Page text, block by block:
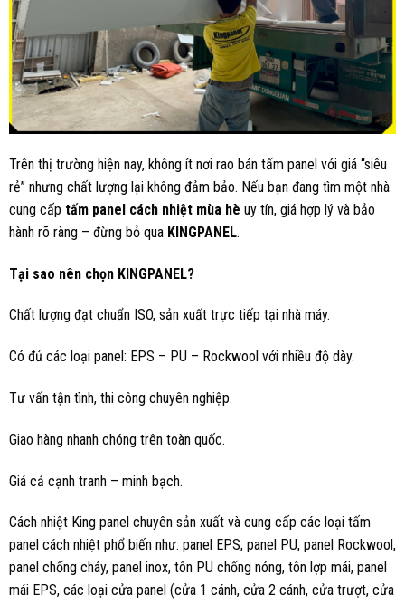
Trên thị trường hiện nay, không ít nơi rao bán tấm panel với giá “siêu
rẻ” nhưng chất lượng lại không đảm bảo. Nếu bạn đang tìm một nhà
cung cấp tấm panel cách nhiệt mùa hè uy tín, giá hợp lý và bảo
hành rõ ràng – đừng bỏ qua KINGPANEL.
Tại sao nên chọn KINGPANEL?
Chất lượng đạt chuẩn ISO, sản xuất trực tiếp tại nhà máy.
Có đủ các loại panel: EPS – PU – Rockwool với nhiều độ dày.
Tư vấn tận tình, thi công chuyên nghiệp.
Giao hàng nhanh chóng trên toàn quốc.
Giá cả cạnh tranh – minh bạch.
Cách nhiệt King panel chuyên sản xuất và cung cấp các loại tấm
panel cách nhiệt phổ biến như: panel EPS, panel PU, panel Rockwool,
panel chống cháy, panel inox, tôn PU chống nóng, tôn lợp mái, panel
mái EPS, các loại cửa panel (cửa 1 cánh, cửa 2 cánh, cửa trượt, cửa